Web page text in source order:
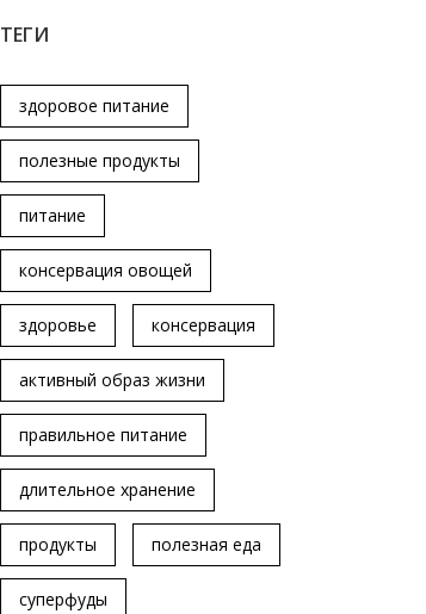
ТЕГИ
здоровое питание
полезные продукты
питание
консервация овощей
здоровье консервация
активный образ жизни
правильное питание
длительное хранение
продукты полезная еда
суперфуды